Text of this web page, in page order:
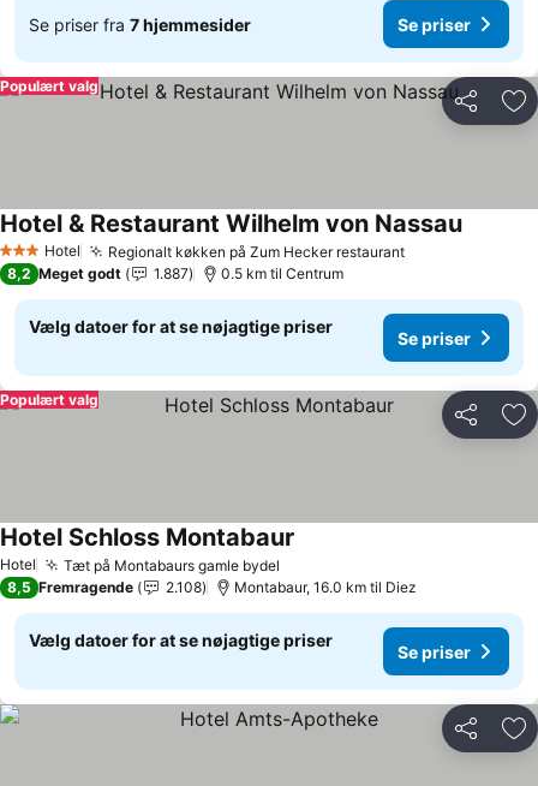
Se priser fra 7 hjemmesider Se priser
Del
Populært valg
3 StjernerHotel Regionalt køkken på Zum Hecker restaurant
Hotel & Restaurant Wilhelm von Nassau
8,2 Meget godt 1.887 0.5 km til Centrum
Vælg datoer for at se nøjagtige priser
Se priser
Del
Populært valg
Hotel Tæt på Montabaurs gamle bydel
Hotel Schloss Montabaur
8,5 Fremragende 2.108 Montabaur, 16.0 km til Diez
Vælg datoer for at se nøjagtige priser
Se priser
Del